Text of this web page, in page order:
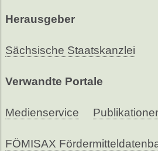
Herausgeber
Sächsische Staatskanzlei
Verwandte Portale
Medienservice
FÖMISAX